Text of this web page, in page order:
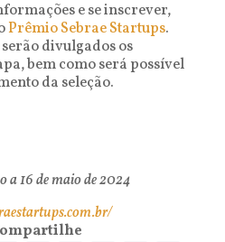
e se inscrever,
Prêmio Sebrae Startups.
divulgados os
bem como será possível
da seleção.
a 16 de maio de 2024